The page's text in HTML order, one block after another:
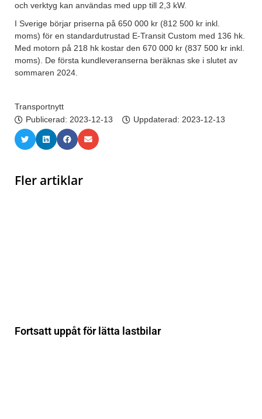
och verktyg kan användas med upp till 2,3 kW.
I Sverige börjar priserna på 650 000 kr (812 500 kr inkl.
moms) för en standardutrustad E-Transit Custom med 136 hk.
Med motorn på 218 hk kostar den 670 000 kr (837 500 kr inkl.
moms). De första kundleveranserna beräknas ske i slutet av
sommaren 2024.
Transportnytt
Publicerad: 2023-12-13 Uppdaterad: 2023-12-13
Fler artiklar
Fortsatt uppåt för lätta lastbilar